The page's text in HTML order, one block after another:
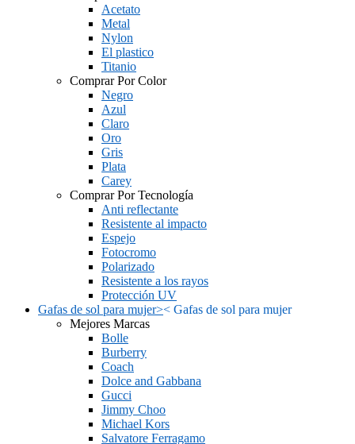
Acetato
Metal
Nylon
El plastico
Titanio
Comprar Por Color
Negro
Azul
Claro
Oro
Gris
Plata
Carey
Comprar Por Tecnología
Anti reflectante
Resistente al impacto
Espejo
Fotocromo
Polarizado
Resistente a los rayos
Protección UV
Gafas de sol para mujer>< Gafas de sol para mujer
Mejores Marcas
Bolle
Burberry
Coach
Dolce and Gabbana
Gucci
Jimmy Choo
Michael Kors
Salvatore Ferragamo